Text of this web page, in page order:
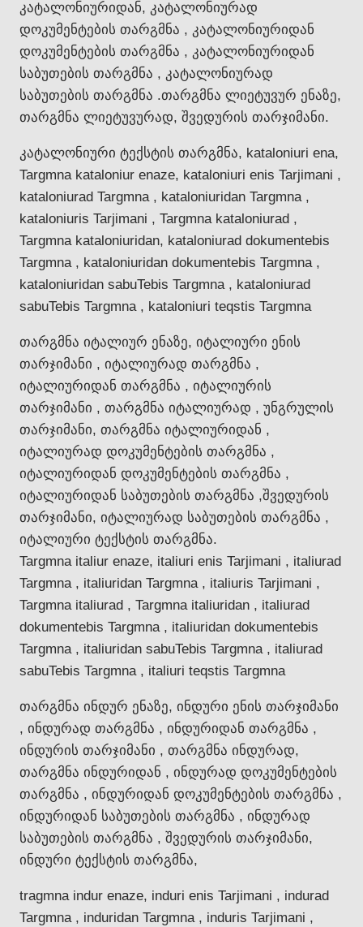
კატალონიურიდან, კატალონიურად
დოკუმენტების თარგმნა , კატალონიურიდან
დოკუმენტების თარგმნა , კატალონიურიდან
საბუთების თარგმნა , კატალონიურად
საბუთების თარგმნა .თარგმნა ლიეტუვურ ენაზე,
თარგმნა ლიეტუვურად, შვედურის თარჯიმანი.
კატალონიური ტექსტის თარგმნა, kataloniuri ena,
Targmna kataloniur enaze, kataloniuri enis Tarjimani ,
kataloniurad Targmna , kataloniuridan Targmna ,
kataloniuris Tarjimani , Targmna kataloniurad ,
Targmna kataloniuridan, kataloniurad dokumentebis
Targmna , kataloniuridan dokumentebis Targmna ,
kataloniuridan sabuTebis Targmna , kataloniurad
sabuTebis Targmna , kataloniuri teqstis Targmna
თარგმნა იტალიურ ენაზე, იტალიური ენის
თარჯიმანი , იტალიურად თარგმნა ,
იტალიურიდან თარგმნა , იტალიურის
თარჯიმანი , თარგმნა იტალიურად , უნგრულის
თარჯიმანი, თარგმნა იტალიურიდან ,
იტალიურად დოკუმენტების თარგმნა ,
იტალიურიდან დოკუმენტების თარგმნა ,
იტალიურიდან საბუთების თარგმნა ,შვედურის
თარჯიმანი, იტალიურად საბუთების თარგმნა ,
იტალიური ტექსტის თარგმნა.
Targmna italiur enaze, italiuri enis Tarjimani , italiurad
Targmna , italiuridan Targmna , italiuris Tarjimani ,
Targmna italiurad , Targmna italiuridan , italiurad
dokumentebis Targmna , italiuridan dokumentebis
Targmna , italiuridan sabuTebis Targmna , italiurad
sabuTebis Targmna , italiuri teqstis Targmna
თარგმნა ინდურ ენაზე, ინდური ენის თარჯიმანი
, ინდურად თარგმნა , ინდურიდან თარგმნა ,
ინდურის თარჯიმანი , თარგმნა ინდურად,
თარგმნა ინდურიდან , ინდურად დოკუმენტების
თარგმნა , ინდურიდან დოკუმენტების თარგმნა ,
ინდურიდან საბუთების თარგმნა , ინდურად
საბუთების თარგმნა , შვედურის თარჯიმანი,
ინდური ტექსტის თარგმნა,
tragmna indur enaze, induri enis Tarjimani , indurad
Targmna , induridan Targmna , induris Tarjimani ,